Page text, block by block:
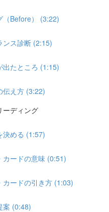
Before） (3:22)
ス診断 (2:15)
たところ (1:15)
え方 (3:22)
ディング
める (1:57)
ードの意味 (0:51)
ードの引き方 (1:03)
案 (0:48)